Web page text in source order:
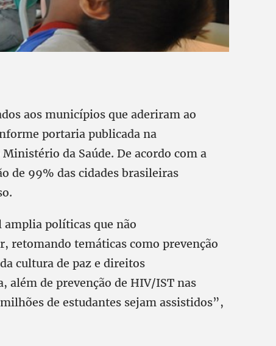
aos municípios que aderiram ao
portaria publicada na
da Saúde. De acordo com a
de 99% das cidades brasileiras
políticas que não
retomando temáticas como prevenção
cultura de paz e direitos
além de prevenção de HIV/IST nas
de estudantes sejam assistidos”,